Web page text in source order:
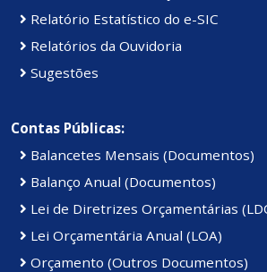
Relatório Estatístico do e-SIC
Relatórios da Ouvidoria
Sugestões
Contas Públicas:
Balancetes Mensais (Documentos)
Balanço Anual (Documentos)
Lei de Diretrizes Orçamentárias
Lei Orçamentária Anual (LOA)
Orçamento (Outros Documentos)